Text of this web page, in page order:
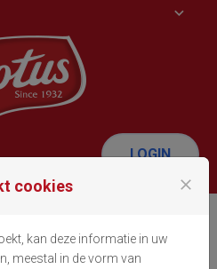
LOGIN
cookies close
kan deze informatie in uw
meestal in de vorm van